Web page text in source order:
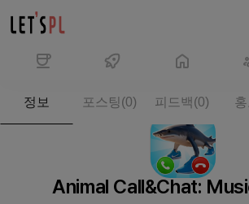
서
Animal Call&Chat:
정보 포스팅(0) 피드백 (0) 홍